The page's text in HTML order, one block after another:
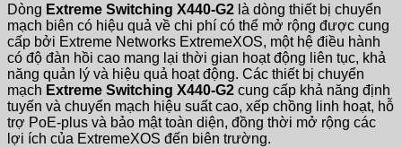
Dòng Extreme Switching X440-G2 là dòng thiết bị chuyển
mạch biên có hiệu quả về chi phí có thể mở rộng được cung
cấp bởi Extreme Networks ExtremeXOS, một hệ điều hành
có độ đàn hồi cao mang lại thời gian hoạt động liên tục, khả
năng quản lý và hiệu quả hoạt động. Các thiết bị chuyển
mạch Extreme Switching X440-G2 cung cấp khả năng định
tuyến và chuyển mạch hiệu suất cao, xếp chồng linh hoạt, hỗ
trợ PoE-plus và bảo mật toàn diện, đồng thời mở rộng các
lợi ích của ExtremeXOS đến biên trường.